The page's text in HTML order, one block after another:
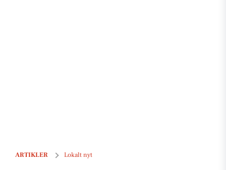
ARTIKLER Lokalt nyt
Byrådskandidater møder unge i Silkeborg på valgtour for at styrke